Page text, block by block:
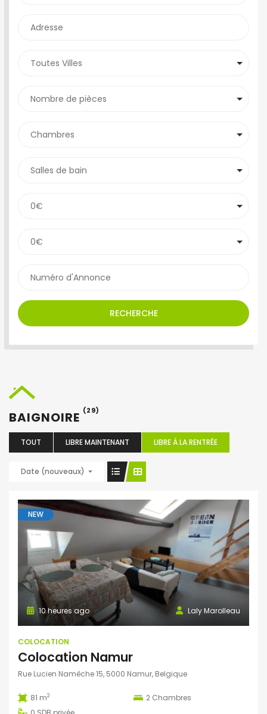
RECHERCHE
BAIGNOIRE (29)
TOUT LIBRE MAINTENANT LIBRE À LA RENTRÉE
Date (nouveaux)
NEW
Laly Marolleau
10 heures ago
COLOCATION
Colocation Namur
Rue Lucien Namêche 15, 5000 Namur, Belgique
81 m2 2 Chambres